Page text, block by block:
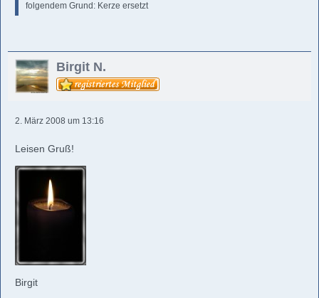
folgendem Grund: Kerze ersetzt
Birgit N.
2. März 2008 um 13:16
Leisen Gruß!
Birgit